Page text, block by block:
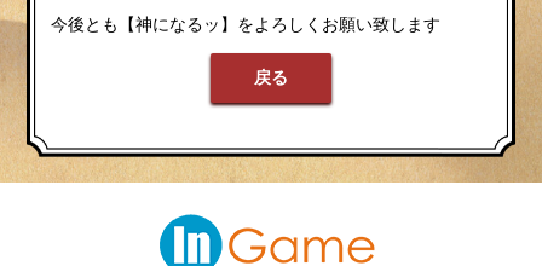
今後とも【神になるッ】をよろしくお願い致します
戻る